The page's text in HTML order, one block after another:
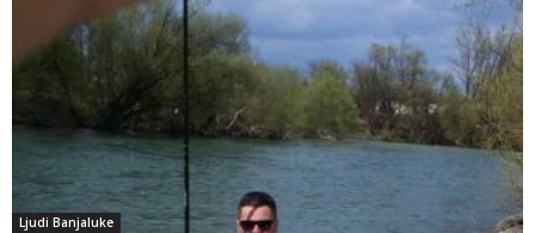
Ljudi Banjaluke